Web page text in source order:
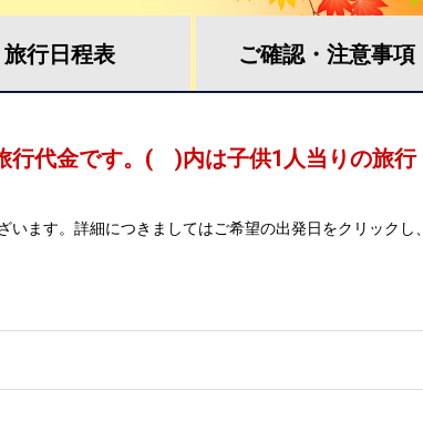
旅行日程表 ご確認・ 注意事項
代金です。 ( )内は子供1人当りの旅行
ます。詳細につきましてはご希望の出発日をクリックし、